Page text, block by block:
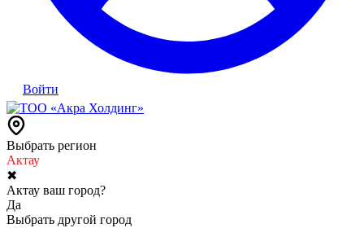
Войти
Выбрать регион
Актау
✖
Актау ваш город?
Да
Выбрать другой город